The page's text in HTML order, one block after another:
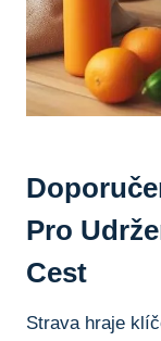
Pro
Cest
Strava ⁣hraje‍